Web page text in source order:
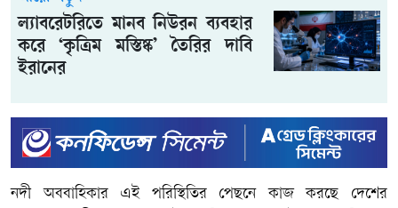
ল্যাবরেটরিতে মানব নিউরন ব্যবহার
করে ‘কৃত্রিম মস্তিষ্ক’ তৈরির দাবি
ইরানের
নদী অববাহিকার এই পরিস্থিতির পেছনে কাজ করছে দেশের